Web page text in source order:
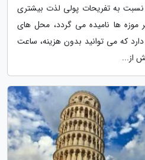
به تفریحات پولی لذت بیشتری
موزه ها نامیده می گردد، محل های
که می توانید بدون هزینه، ساعت
از...